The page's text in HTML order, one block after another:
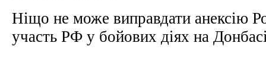
Ніщо не може виправдати анексію
участь РФ у бойових діях на